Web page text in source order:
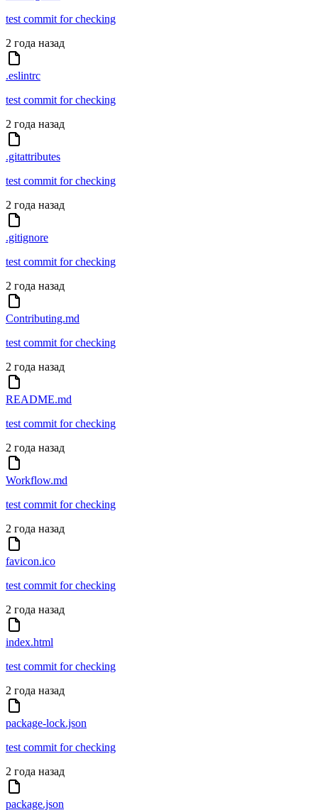
test commit for checking
2 года назад
.eslintrc
test commit for checking
2 года назад
.gitattributes
test commit for checking
2 года назад
.gitignore
test commit for checking
2 года назад
Contributing.md
test commit for checking
2 года назад
README.md
test commit for checking
2 года назад
Workflow.md
test commit for checking
2 года назад
favicon.ico
test commit for checking
2 года назад
index.html
test commit for checking
2 года назад
package-lock.json
test commit for checking
2 года назад
package.json